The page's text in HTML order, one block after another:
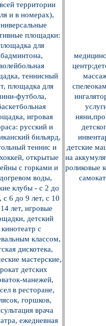
территории
и в номерах),
площадки:
для
бадминтона,
теннисный
площадка для
футбола,
игровая
русский и
бильярд,
теннис и
открытые
с горками и
воды,
клубы - с 2 до
с 6 до 9 лет, с 10
лет, игровые
детский
кинотеатр с
классом,
дискотека,
мастерские,
детских
манежей,
в ресторане,
горшков,
врача
ежедневная
детские
на
роликовые